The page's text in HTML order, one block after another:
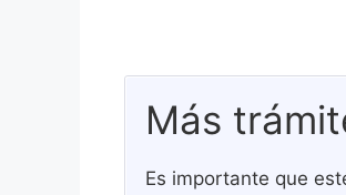
Más
Es importante que